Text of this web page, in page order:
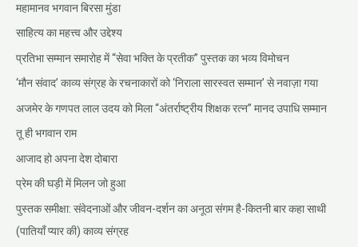
महामानव भगवान बिरसा मुंडा
साहित्य का महत्त्व और उद्देश्य
प्रतिभा सम्मान समारोह में “सेवा भक्ति के प्रतीक” पुस्तक का भव्य विमोचन
‘मौन संवाद’ काव्य संग्रह के रचनाकारों को ‘निराला सारस्वत सम्मान’ से नवाज़ा गया
अजमेर के गणपत लाल उदय को मिला “अंतर्राष्ट्रीय शिक्षक रत्न” मानद उपाधि सम्मान
तू ही भगवान राम
आजाद हो अपना देश दोबारा
प्रेम की घड़ी में मिलन जो हुआ
पुस्तक समीक्षा: संवेदनाओं और जीवन-दर्शन का अनूठा संगम है-कितनी बार कहा साथी
(पातियाँ प्यार की) काव्य संग्रह